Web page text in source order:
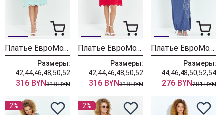
Платье ЕвроМода 734 мятный
Размеры:
42,44,46,48,50,52
316 BYN318 BYN
Платье ЕвроМода 734 красный
Размеры:
42,44,46,48,50,52
316 BYN318 BYN
Платье ЕвроМода 732 джинсовый
Размеры:
44,46,48,50,52,54
276 BYN281 BYN
2% 2%